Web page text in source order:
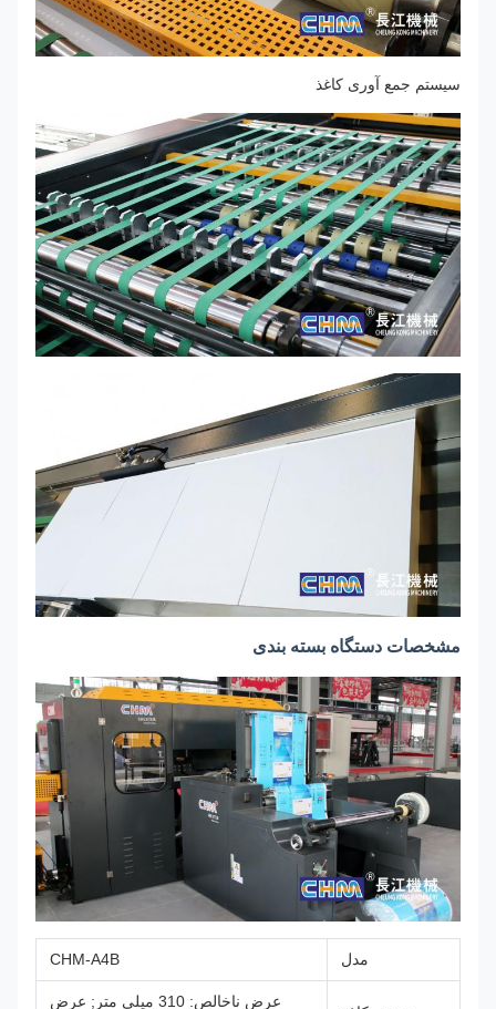
سیستم جمع آوری کاغذ
مشخصات دستگاه بسته بندی
CHM-A4B
عرض ناخالص: 310 میلی متر; عرض